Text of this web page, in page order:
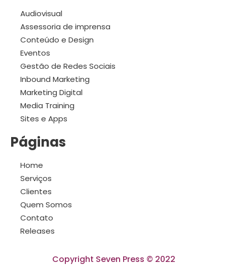
Audiovisual
Assessoria de imprensa
Conteúdo e Design
Eventos
Gestão de Redes Sociais
Inbound Marketing
Marketing Digital
Media Training
Sites e Apps
Páginas
Home
Serviços
Clientes
Quem Somos
Contato
Releases
Copyright Seven Press © 2022